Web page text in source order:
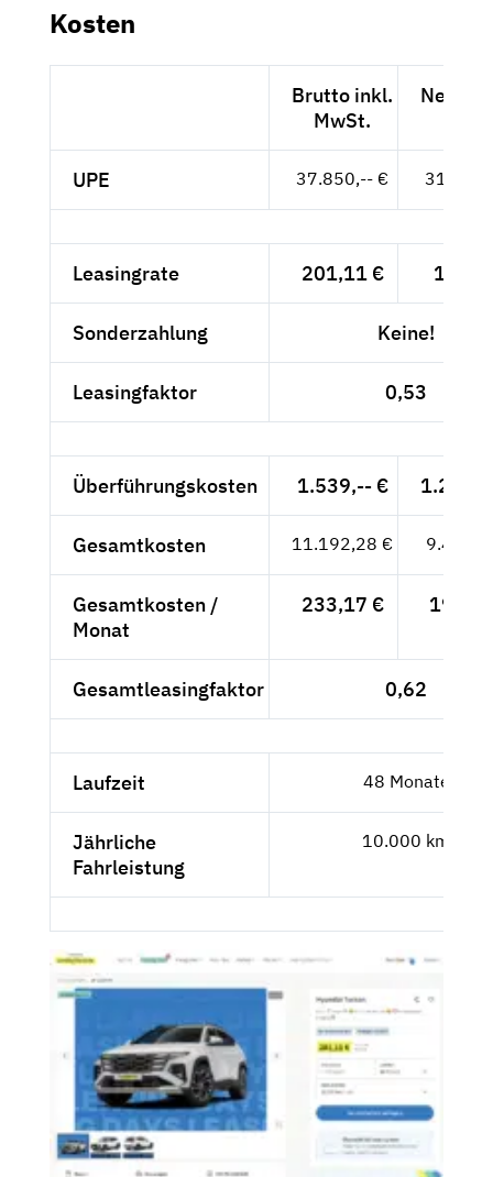
Kosten
Brutto inkl.
MwSt.
Netto
UPE 37.850,-- €
Leasingrate 201,11 €
Sonderzahlung Keine!
Leasingfaktor 0,53
Überführungskosten 1.539,-- €
Gesamtkosten 11.192,28 €
Gesamtkosten /
Monat
233,17 €
Gesamtleasingfaktor 0,62
Laufzeit 48 Monate
Jährliche
Fahrleistung
10.000 km